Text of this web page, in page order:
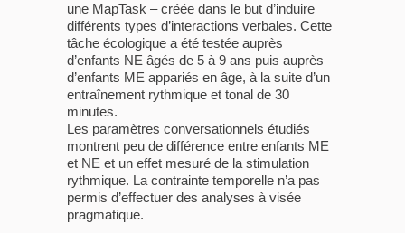
une MapTask – créée dans le but d’induire
différents types d’interactions verbales. Cette
tâche écologique a été testée auprès
d’enfants NE âgés de 5 à 9 ans puis auprès
d’enfants ME appariés en âge, à la suite d’un
entraînement rythmique et tonal de 30
minutes.
Les paramètres conversationnels étudiés
montrent peu de différence entre enfants ME
et NE et un effet mesuré de la stimulation
rythmique. La contrainte temporelle n’a pas
permis d’effectuer des analyses à visée
pragmatique.